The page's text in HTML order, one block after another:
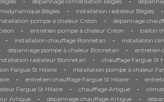
Bègles - installation radiateur Bègles -
pompe à chaleur Créon - dépannage
- entretien pompe à chaleur Créon - ballon
- installation chauffage Bonnetan - installation
dépannage pompe à chaleur Bonnetan - entretien
radiateur Bonnetan - chauffage Fargue St
Fargue St Hilaire - installation pompe à chaleur
- entretien chauffage Fargue St Hilaire -
Fargue St Hilaire - chauffage Artigue -
Artigue - dépannage chauffage Artigue -